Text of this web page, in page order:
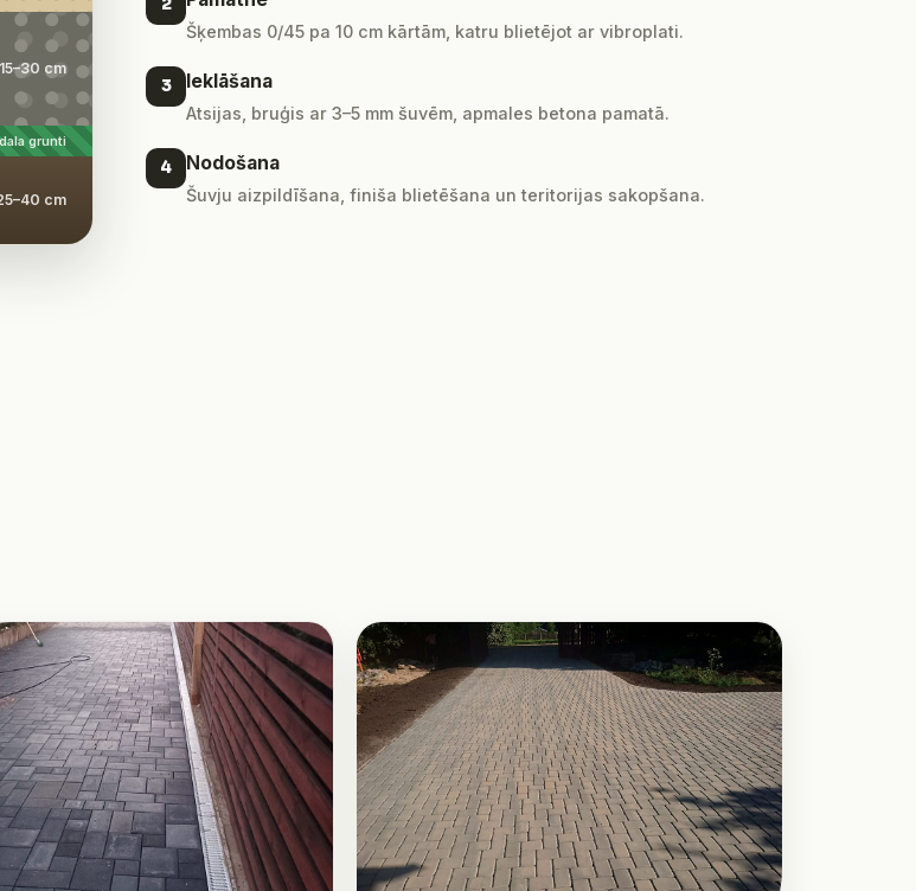
15–30 cm
grunti
cm
2
Šķembas 0/45 pa 10 cm kārtām, katru blietējot ar vibroplati.
3 Ieklāšana
Atsijas, bruģis ar 3–5 mm šuvēm, apmales betona pamatā.
4 Nodošana
Šuvju aizpildīšana, finiša blietēšana un teritorijas sakopšana.